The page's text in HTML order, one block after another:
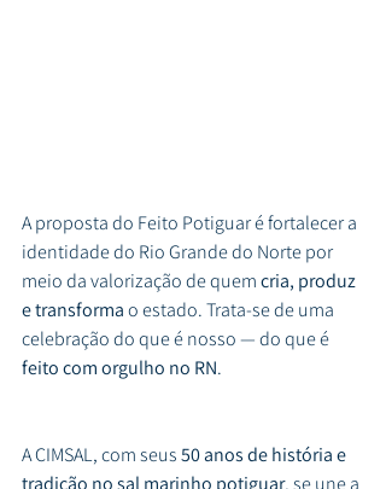
A proposta do Feito Potiguar é fortalecer a
identidade do Rio Grande do Norte por
meio da valorização de quem cria, produz
e transforma o estado. Trata-se de uma
celebração do que é nosso — do que é
feito com orgulho no RN.
A CIMSAL, com seus 50 anos de história e
tradição no sal marinho potiguar, se une a